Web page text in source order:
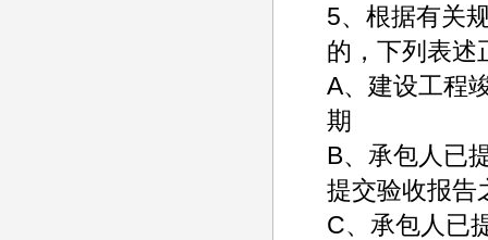
5、根据有关
的，下列表述
A、建设工程
期
B、承包人已
提交验收报告
C、承包人已